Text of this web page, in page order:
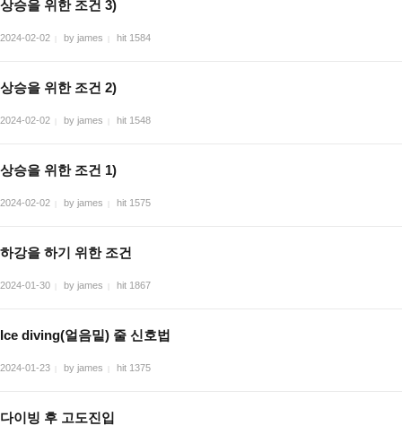
상승을 위한 조건 3)
2024-02-02 by james hit 1584
상승을 위한 조건 2)
2024-02-02 by james hit 1548
상승을 위한 조건 1)
2024-02-02 by james hit 1575
하강을 하기 위한 조건
2024-01-30 by james hit 1867
Ice diving(얼음밑) 줄 신호법
2024-01-23 by james hit 1375
다이빙 후 고도진입